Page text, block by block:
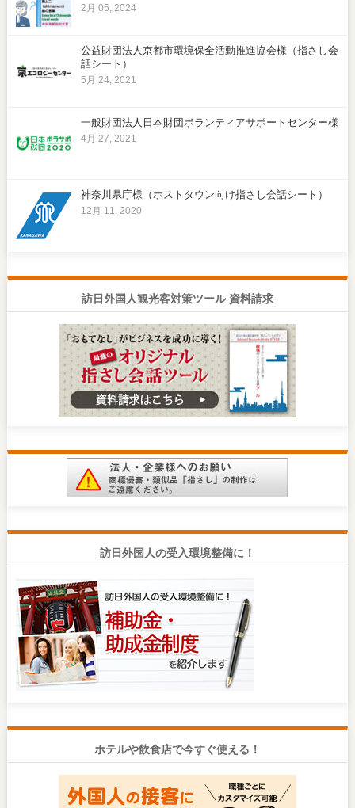
2月 05, 2024
公益財団法人京都市環境保全活動推進協会様（指さし会
話シート）
5月 24, 2021
一般財団法人日本財団ボランティアサポートセンター様
4月 27, 2021
神奈川県庁様（ホストタウン向け指さし会話シート）
12月 11, 2020
訪日外国人観光客対策ツール 資料請求
訪日外国人の受入環境整備に！
ホテルや飲食店で今すぐ使える！